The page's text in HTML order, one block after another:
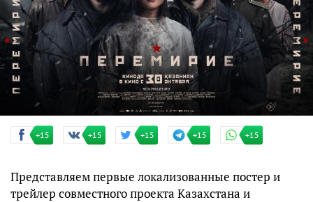
+15 +15 +15 +15 +15
Представляем первые локализованные постер и
трейлер совместного проекта Казахстана и